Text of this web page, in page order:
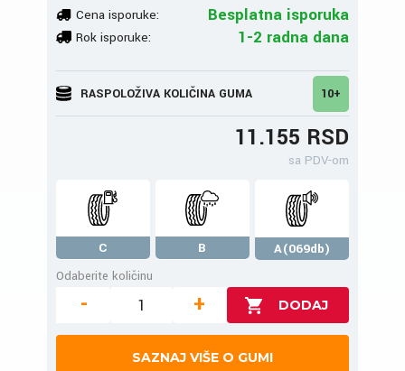
Cena isporuke: Besplatna isporuka
Rok isporuke: 1-2 radna dana
RASPOLOŽIVA KOLIČINA GUMA 10+
11.155 RSD
sa PDV-om
C B
A(069db)
Odaberite količinu
- +
SAZNAJ VIŠE O GUMI